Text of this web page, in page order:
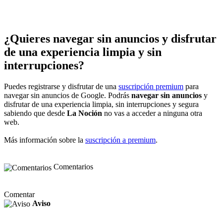
¿Quieres navegar sin anuncios y disfrutar
de una experiencia limpia y sin
interrupciones?
Puedes registrarse y disfrutar de una suscripción premium para
navegar sin anuncios de Google. Podrás navegar sin anuncios y
disfrutar de una experiencia limpia, sin interrupciones y segura
sabiendo que desde La Noción no vas a acceder a ninguna otra
web.
Más información sobre la suscripción a premium.
Comentarios
Comentar
Aviso